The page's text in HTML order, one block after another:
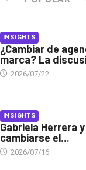
INSIGHTS
¿Cambiar de
marca? La
2026/07/22
INSIGHTS
Gabriela Herrera
cambiarse el...
2026/07/16